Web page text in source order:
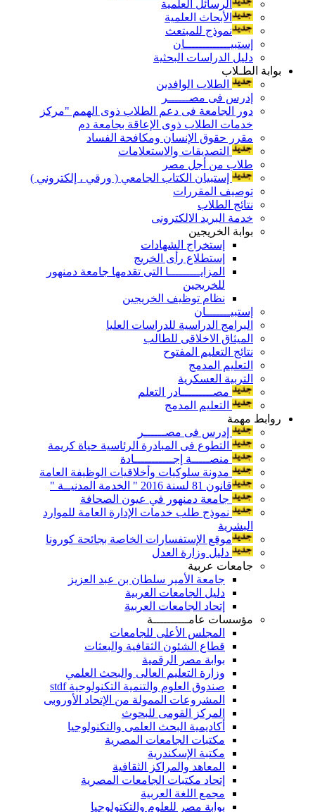
الرسائل العلمية
الأبحاث العلمية
نموذج للمبتعث
إستبيـــــــــــــان
دليل الدراسات البحثية
بوابة الطـلاب
الطلاب الوافدين
إدرس فى مصــــــر
دور الجامعة فى دعم الطلاب ذوى الهمم "مركز
خدمات الطلاب ذوى الإعاقة بجامعة دم
مقرر حقوق الإنسان ومكافحة الفساد
التصديقات والاستعلامات
طلاب من أجل مصر
إستبيان الكتاب الجامعي ( ورقي ، إلكتروني )
توصيف المقررات
نتائج الطلاب
خدمة البريد الالكترونى
بوابة الخريجين
إستخراج الشهادات
إستطلاع رأى الخريج
المزايـــــــــا التى تقدمها جامعة دمنهور
للخريجين
نظام توظيف الخريجين
إستبيـــــــان
البرامج الدراسية للدراسات العليا
الميثاق الاخلاقى للطالب
نتائج التعليم المفتوح
التعليم المدمج
التربية العسكرية
مصـــــــــادر التعلم
التعليم المدمج
روابط مهمة
إدرس فى مصــــــر
التطوع فى المبادرة الرئاسية حياة كريمة
منصـــــة إجـــــــــــادة
مدونة سلوكيات وأخلاقيات الوظيفة العامة
قانون 81 لسنة 2016 " الخدمة المدنيــة "
جامعة دمنهور في عيون الصحافة
نموذج طلب خدمات الإدارة العامة للموارد
البشرية
موقع الإستفسارات الخاصة بجائحة كورونا
دليل وزارة العدل
جامعات عربية
جامعة الأمير سلطان بن عبد العزيز
دليل الجامعات العربية
إتحاد الجامعات العربية
مؤسسات عامــــــــــة
المجلس الأعلى للجامعات
قطاع الشئون الثقافية والبعثات
بوابة مصر الرقمية
وزارة التعليم العالى والبحث العلمي
صندوق العلوم والتنمية التكنولوجية stdf
المشروعات الممولة من الإتحاد الأوروبى
المركز القومى للبحوث
أكاديمية البحث العلمى والتكنولوجيا
مكتبات الجامعات المصرية
مكتبة الإسكندرية
المعاهد والمراكز الثقافية
إتحاد مكتبات الجامعات المصرية
مجمع اللغة العربية
بوابة مصر للعلوم والتكتولوجيا